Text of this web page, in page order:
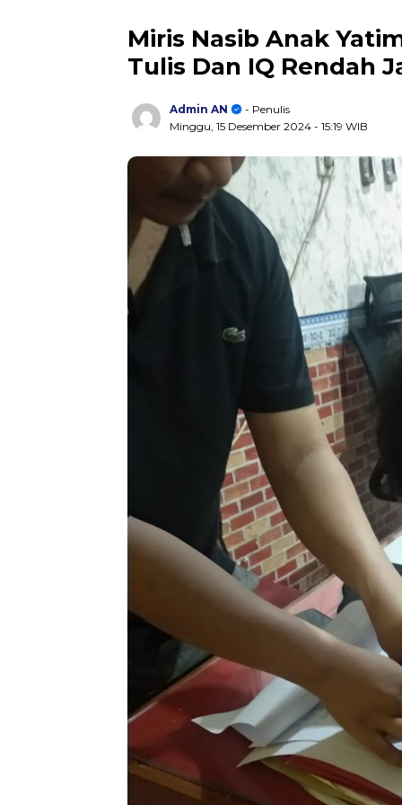
Miris Nasib Anak
Tulis Dan IQ Rendah
Admin AN
- Penulis
Minggu, 15 Desember 2024 - 15:19 WIB